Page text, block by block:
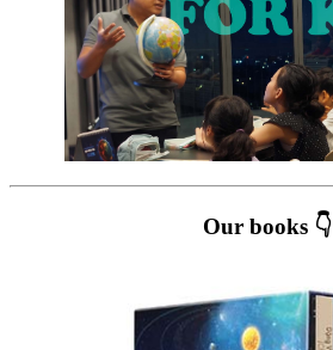
Our books 👇